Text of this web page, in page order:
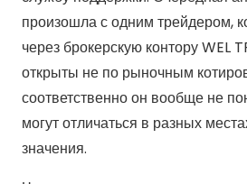
произошла с одним трейдером,
через брокерскую контору WEL
открыты не по рыночным
соответственно он вообще не
могут отличаться в разных
значения.